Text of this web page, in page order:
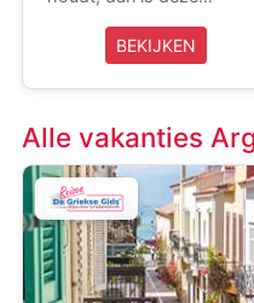
rondreis door Delphi,
Olympia, Argolis en
Griekenland te ontdekken.
Je begint in Delphi, dat in
de oudheid werd
beschouwd als de “navel
van de aarde” en waar
beroemde orakel van
Apollo stond. Daarna reis
BEKIJKEN
Alle vakanties